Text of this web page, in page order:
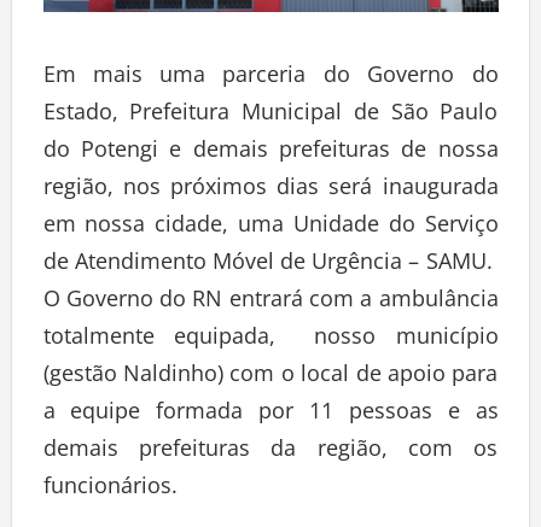
Em mais uma parceria do Governo do
Estado, Prefeitura Municipal de São Paulo
do Potengi e demais prefeituras de nossa
região, nos próximos dias será inaugurada
em nossa cidade, uma Unidade do Serviço
de Atendimento Móvel de Urgência – SAMU.
O Governo do RN entrará com a ambulância
totalmente equipada, nosso município
(gestão Naldinho) com o local de apoio para
a equipe formada por 11 pessoas e as
demais prefeituras da região, com os
funcionários.